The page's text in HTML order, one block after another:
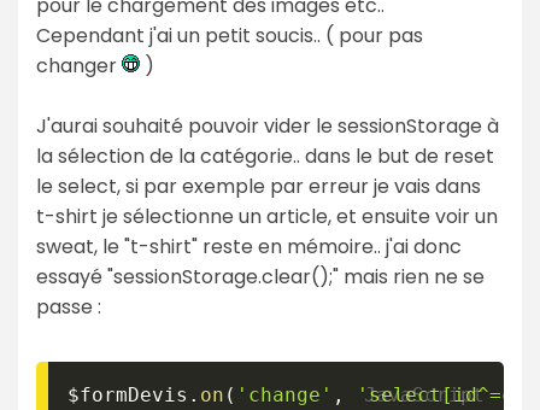
Cependant j'ai un petit soucis.. ( pour pas
changer
)
J'aurai souhaité pouvoir vider le sessionStorage à
la sélection de la catégorie.. dans le but de reset
le select, si par exemple par erreur je vais dans
t-shirt je sélectionne un article, et ensuite voir un
sweat, le "t-shirt" reste en mémoire.. j'ai donc
essayé "sessionStorage.clear();" mais rien ne se
passe :
$formDevis . on ( 'change' ,